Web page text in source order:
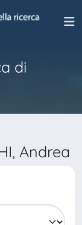
di
Andrea